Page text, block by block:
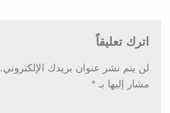
اترك تعليقاً
لن يتم نشر عنوان بريدك الإلكتروني.
مشار إليها بـ *